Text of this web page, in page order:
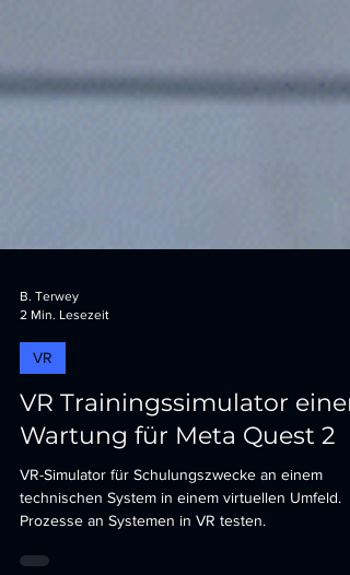
2 Min. Lesezeit
VR
VR Trainingssimulator einer
Wartung für Meta Quest 2
VR-Simulator für Schulungszwecke an einem
technischen System in einem virtuellen Umfeld.
Prozesse an Systemen in VR testen.